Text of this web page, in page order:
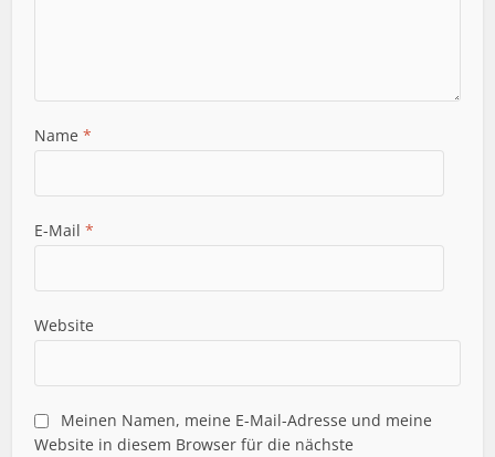
Name*
E-Mail*
Website
Meinen Namen, meine E-Mail-Adresse und meine
Website in diesem Browser für die nächste